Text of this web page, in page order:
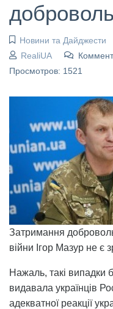
Новини та Дайджести
RealiUA
Просмотров: 1521
Затримання
війни Ігор Мазур не
Нажаль, такі
видавала українців
адекватної реакції